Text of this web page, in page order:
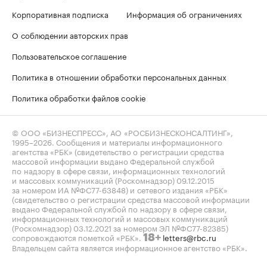
Корпоративная подписка
Информация об ограничениях
О соблюдении авторских прав
Пользовательское соглашение
Политика в отношении обработки персональных данных
Политика обработки файлов cookie
© ООО «БИЗНЕСПРЕСС», АО «РОСБИЗНЕСКОНСАЛТИНГ»,
1995–2026 . Сообщения и материалы информационного
агентства «РБК» (свидетельство о регистрации средства
массовой информации выдано Федеральной службой
по надзору в сфере связи, информационных технологий
и массовых коммуникаций (Роскомнадзор) 09.12.2015
за номером ИА №ФС77-63848) и сетевого издания «РБК»
(свидетельство о регистрации средства массовой информации
выдано Федеральной службой по надзору в сфере связи,
информационных технологий и массовых коммуникаций
(Роскомнадзор) 03.12.2021 за номером ЭЛ №ФС77-82385)
сопровождаются пометкой «РБК». 18+ letters@rbc.ru
Владельцем сайта является информационное агентство «РБК».